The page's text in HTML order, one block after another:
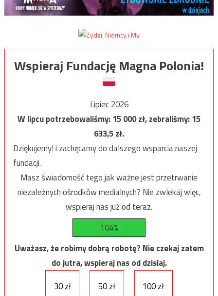
Wspieraj Fundację Magna Polonia!
Lipiec 2026
W lipcu potrzebowaliśmy:15 000zł, zebraliśmy:15
633,5zł.
Dziękujemy! i zachęcamy do dalszego wsparcia naszej
fundacji.
Masz świadomość tego jak ważne jest przetrwanie
niezależnych ośrodków medialnych? Nie zwlekaj więc,
wspieraj nas już od teraz.
104%
Uważasz, że robimy dobrą robotę? Nie czekaj zatem
do jutra, wspieraj nas od dzisiaj.
30 zł
50 zł 100 zł